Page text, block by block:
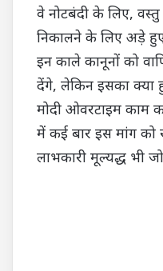
वे नोटबंदी के लिए,
निकालने के लिए अड़े
इन काले कानूनों को
देंगे, लेकिन इसका क्या
मोदी ओवरटाइम काम
में कई बार इस मांग को
लाभकारी मूल्यद्ध भी